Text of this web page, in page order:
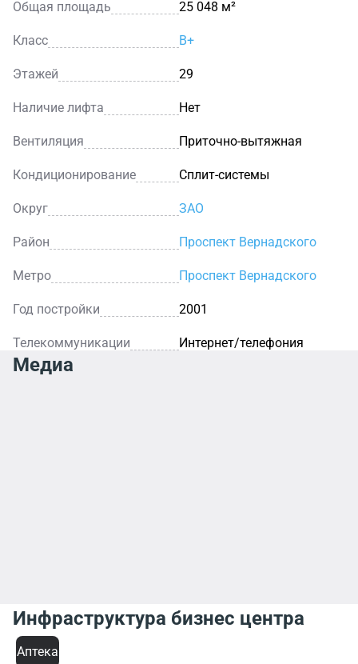
Общая площадь 25 048 м²
Класс B+
Этажей 29
Наличие лифта Нет
Вентиляция Приточно-вытяжная
Кондиционирование Сплит-системы
Округ ЗАО
Район Проспект Вернадского
Метро Проспект Вернадского
Год постройки 2001
Телекоммуникации Интернет/телефония
Медиа
Инфраструктура бизнес центра
Аптека